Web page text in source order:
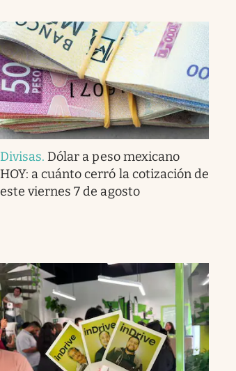
Divisas. Dólar a peso mexicano
HOY: a cuánto cerró la cotización de
este viernes 7 de agosto